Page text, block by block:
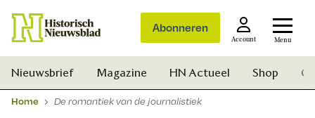
Abonneren
Account Menu
Nieuwsbrief Magazine HN Actueel Shop
Home De romantiek van de journalistiek